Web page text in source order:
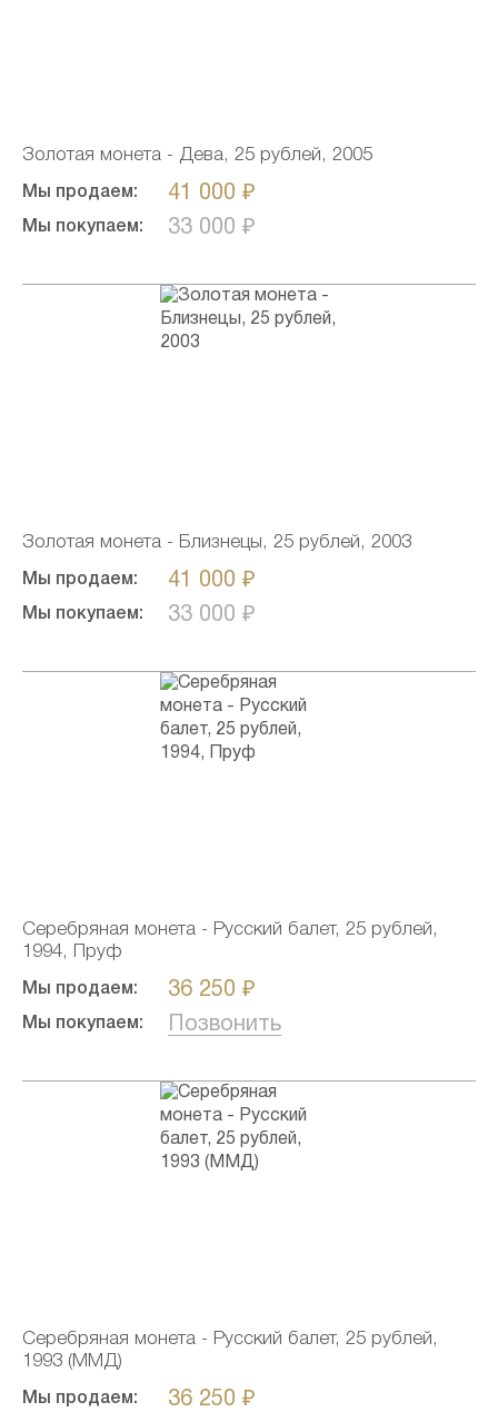
Золотая монета - Дева, 25 рублей, 2005
Мы продаем: 41 000 ₽
Мы покупаем: 33 000 ₽
Золотая монета - Близнецы, 25 рублей, 2003
Мы продаем: 41 000 ₽
Мы покупаем: 33 000 ₽
Серебряная монета - Русский балет, 25 рублей,
1994, Пруф
Мы продаем: 36 250 ₽
Мы покупаем: Позвонить
Серебряная монета - Русский балет, 25 рублей,
1993 (ММД)
Мы продаем: 36 250 ₽